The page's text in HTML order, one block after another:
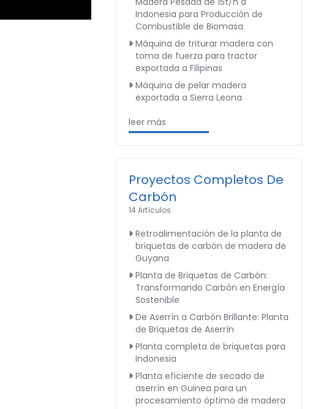
Indonesia para Producción de
Combustible de Biomasa
Máquina de triturar madera con
toma de fuerza para tractor
exportada a Filipinas
Máquina de pelar madera
exportada a Sierra Leona
leer más
Proyectos Completos De
Carbón
14 Artículos
Retroalimentación de la planta de
briquetas de carbón de madera de
Guyana
Planta de Briquetas de Carbón:
Transformando Carbón en Energía
Sostenible
De Aserrín a Carbón Brillante: Planta
de Briquetas de Aserrín
Planta completa de briquetas para
Indonesia
Planta eficiente de secado de
aserrín en Guinea para un
procesamiento óptimo de madera